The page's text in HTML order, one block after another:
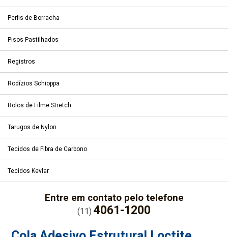
Perfis de Borracha
Pisos Pastilhados
Registros
Rodízios Schioppa
Rolos de Filme Stretch
Tarugos de Nylon
Tecidos de Fibra de Carbono
Tecidos Kevlar
Entre em contato pelo telefone
(11) 4061-1200